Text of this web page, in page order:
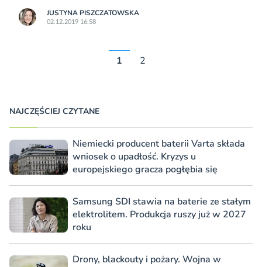
JUSTYNA PISZCZATOWSKA
02.12.2019 16:58
1 2
NAJCZĘŚCIEJ CZYTANE
Niemiecki producent baterii Varta składa
wniosek o upadłość. Kryzys u
europejskiego gracza pogłębia się
Samsung SDI stawia na baterie ze stałym
elektrolitem. Produkcja ruszy już w 2027
roku
Drony, blackouty i pożary. Wojna w